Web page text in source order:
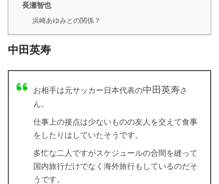
長瀬智也
浜崎あゆみとの関係？
中田英寿
お相手は元サッカー日本代表の中田英寿さ
ん。
仕事上の接点は少ないものの友人を交えて食事
をしたりはしていたそうです。
多忙な二人ですがスケジュールの合間を縫って
国内旅行だけでなく海外旅行もしているのだそ
うです。